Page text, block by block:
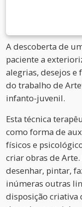
A descoberta de
paciente a
alegrias, desejos e
do trabalho de
infanto-juvenil.
Esta técnica
como forma de
físicos e
criar obras de
desenhar, pintar,
inúmeras outras
disposição criativa